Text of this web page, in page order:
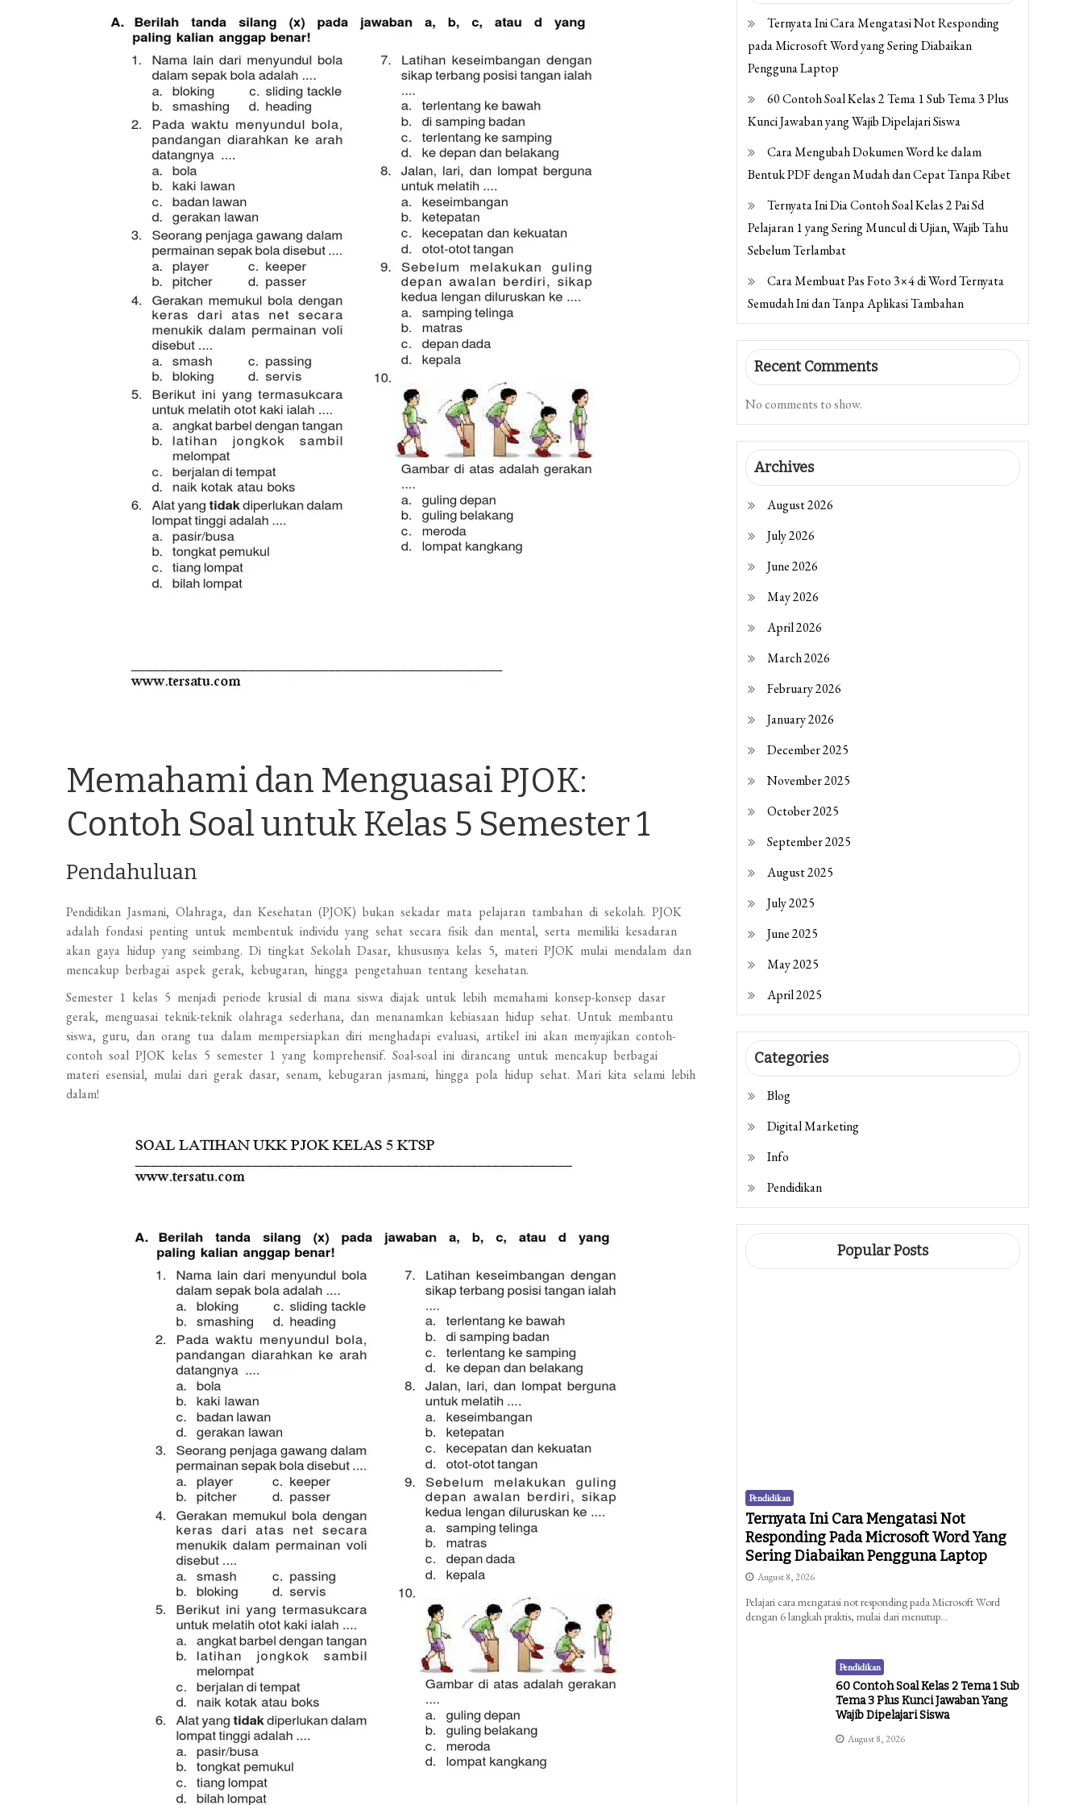
Memahami dan Menguasai PJOK:
Contoh Soal untuk Kelas 5 Semester 1
Pendahuluan
Pendidikan Jasmani, Olahraga, dan Kesehatan (PJOK) bukan sekadar mata pelajaran tambahan di sekolah. PJOK
adalah fondasi penting untuk membentuk individu yang sehat secara fisik dan mental, serta memiliki kesadaran
akan gaya hidup yang seimbang. Di tingkat Sekolah Dasar, khususnya kelas 5, materi PJOK mulai mendalam dan
mencakup berbagai aspek gerak, kebugaran, hingga pengetahuan tentang kesehatan.
Semester 1 kelas 5 menjadi periode krusial di mana siswa diajak untuk lebih memahami konsep-konsep dasar
gerak, menguasai teknik-teknik olahraga sederhana, dan menanamkan kebiasaan hidup sehat. Untuk membantu
siswa, guru, dan orang tua dalam mempersiapkan diri menghadapi evaluasi, artikel ini akan menyajikan contoh-
contoh soal PJOK kelas 5 semester 1 yang komprehensif. Soal-soal ini dirancang untuk mencakup berbagai
materi esensial, mulai dari gerak dasar, senam, kebugaran jasmani, hingga pola hidup sehat. Mari kita selami lebih
dalam!
Ternyata Ini Cara Mengatasi Not Responding
pada Microsoft Word yang Sering Diabaikan
Pengguna Laptop
60 Contoh Soal Kelas 2 Tema 1 Sub Tema 3 Plus
Kunci Jawaban yang Wajib Dipelajari Siswa
Cara Mengubah Dokumen Word ke dalam
Bentuk PDF dengan Mudah dan Cepat Tanpa Ribet
Ternyata Ini Dia Contoh Soal Kelas 2 Pai Sd
Pelajaran 1 yang Sering Muncul di Ujian, Wajib Tahu
Sebelum Terlambat
Cara Membuat Pas Foto 3×4 di Word Ternyata
Semudah Ini dan Tanpa Aplikasi Tambahan
Recent Comments
No comments to show.
Archives
August 2026
July 2026
June 2026
May 2026
April 2026
March 2026
February 2026
January 2026
December 2025
November 2025
October 2025
September 2025
August 2025
July 2025
June 2025
May 2025
April 2025
Categories
Blog
Digital Marketing
Info
Pendidikan
Popular Posts
Pendidikan
Ternyata Ini Cara Mengatasi Not
Responding Pada Microsoft Word Yang
Sering Diabaikan Pengguna Laptop
August 8, 2026
Pelajari cara mengatasi not responding pada Microsoft Word
dengan 6 langkah praktis, mulai dari menutup…
Pendidikan
60 Contoh Soal Kelas 2 Tema 1 Sub
Tema 3 Plus Kunci Jawaban Yang
Wajib Dipelajari Siswa
August 8, 2026